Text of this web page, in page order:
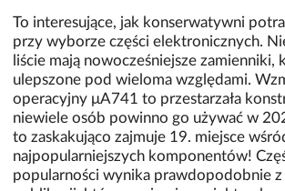
To interesujące, jak konserwatywni
przy wyborze części elektronicznych.
liście mają nowocześniejsze zamienniki,
ulepszone pod wieloma względami.
operacyjny μA741 to przestarzała
niewiele osób powinno go używać w
to zaskakująco zajmuje 19. miejsce
najpopularniejszych komponentów!
popularności wynika prawdopodobnie z